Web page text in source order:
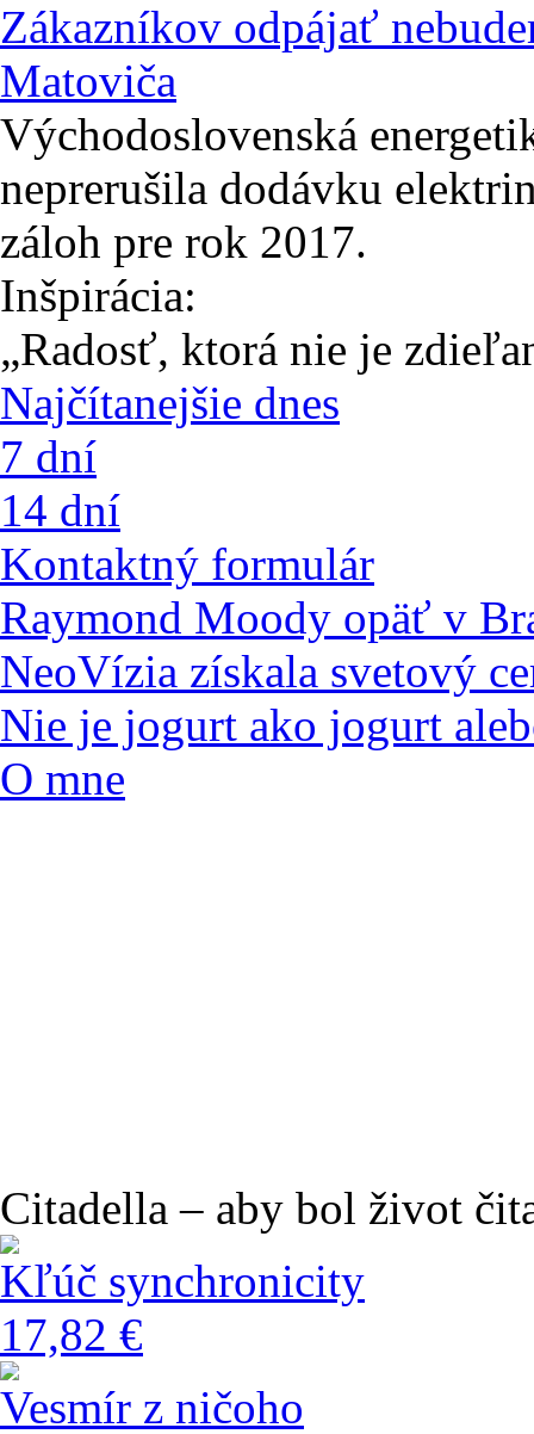
Zákazníkov odpájať
Matoviča
Východoslovenská
neprerušila dodávku
záloh pre rok 2017.
Inšpirácia:
„Radosť, ktorá nie je
Najčítanejšie dnes
7 dní
14 dní
Kontaktný formulár
Raymond Moody opäť v
NeoVízia získala svetový
Nie je jogurt ako jogurt
O mne
Citadella – aby bol život
Kľúč synchronicity
17,82 €
Vesmír z ničoho